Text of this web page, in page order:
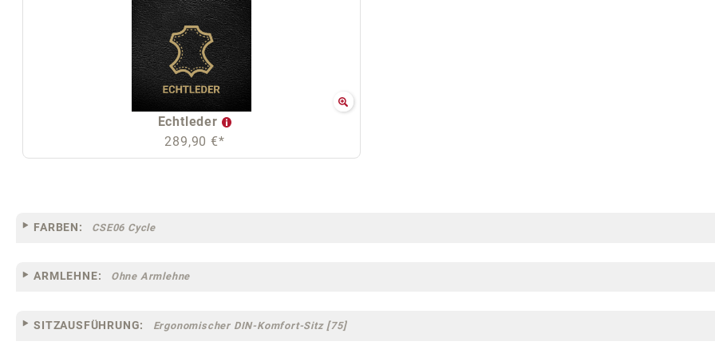
Echtleder
289,90 €*
FARBEN: CSE06 Cycle
ARMLEHNE: Ohne Armlehne
SITZAUSFÜHRUNG: Ergonomischer DIN-Komfort-Sitz [75]